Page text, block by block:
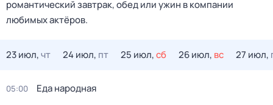
романтический завтрак, обед или ужин в компании
любимых актёров.
23 июл,чт 24 июл, пт 25 июл,сб 26 июл, вс 27 июл,
05:00 Еда народная